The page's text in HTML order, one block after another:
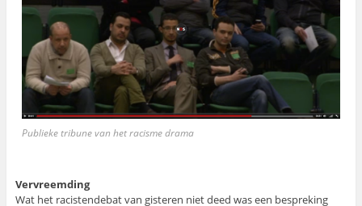
Publieke tribune van het racisme drama
Vervreemding
Wat het racistendebat van gisteren niet deed was een bespreking